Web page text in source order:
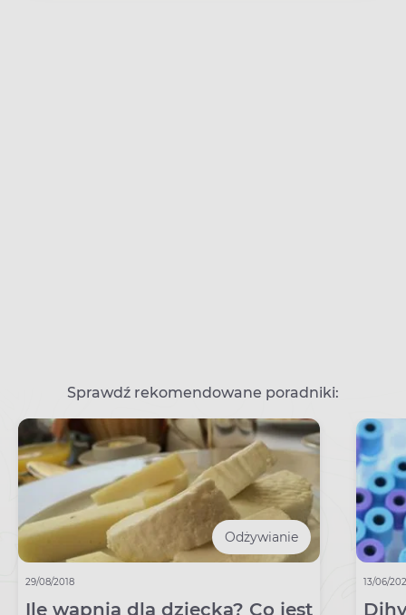
Sprawdź rekomendowane poradniki:
Odżywianie
29/08/2018
Ile wapnia dla dziecka? Co jest
13/06/